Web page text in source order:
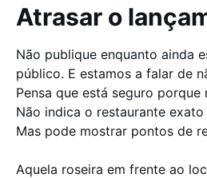
Atrasar o
Não publique enquanto ainda
público. E estamos a falar de
Pensa que está seguro
Não indica o restaurante
Mas pode mostrar pontos de
Aquela roseira em frente ao